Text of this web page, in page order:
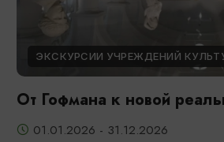
ЭКСКУРСИИ УЧРЕЖДЕНИЙ
От Гофмана к новой
01.01.2026 - 31.12.2026